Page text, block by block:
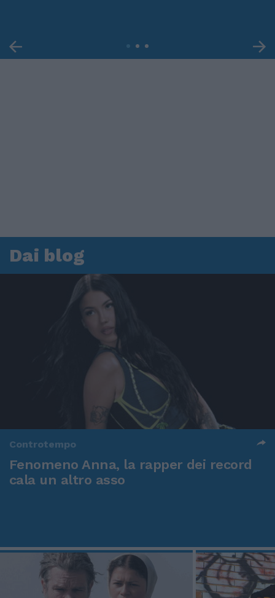
Dai blog
Controtempo
Fenomeno Anna, la rapper dei record
cala un altro asso